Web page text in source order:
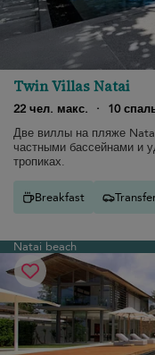
Twin Villas Natai
22 чел. макс.
· 10
Две виллы на пляже
частными бассейнами и
тропиках.
Breakfast
Natai beach